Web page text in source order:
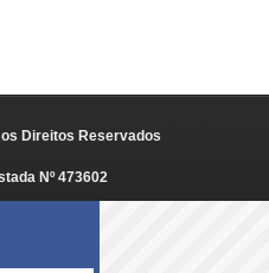
Direitos Reservados
Nº 473602